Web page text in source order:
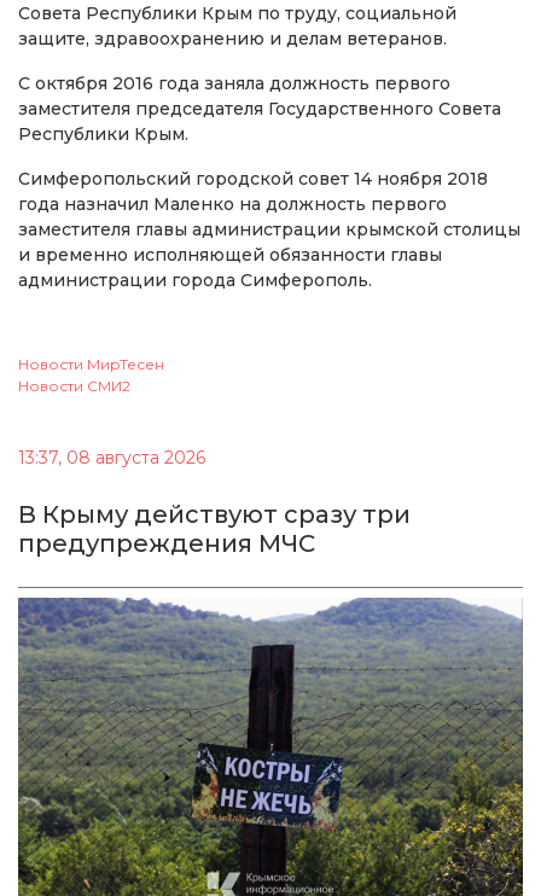
Совета Республики Крым по труду, социальной
защите, здравоохранению и делам ветеранов.
С октября 2016 года заняла должность первого
заместителя председателя Государственного Совета
Республики Крым.
Симферопольский городской совет 14 ноября 2018
года назначил Маленко на должность первого
заместителя главы администрации крымской столицы
и временно исполняющей обязанности главы
администрации города Симферополь.
Новости МирТесен
Новости СМИ2
13:37, 08 августа 2026
В Крыму действуют сразу три
предупреждения МЧС